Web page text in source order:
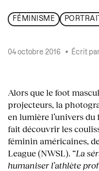
FÉMINISME PORTRAIT
04 octobre 2016 • Écrit
Alors que le foot
projecteurs, la
en lumière l’univers
fait découvrir les
féminin américaines,
League (NWSL). “La
humaniser l’athlète